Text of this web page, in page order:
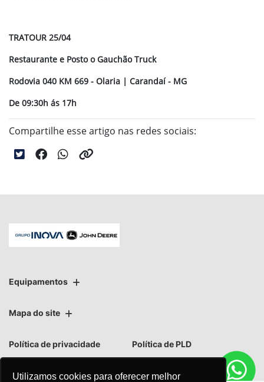
Utilizamos cookies para oferecer melhor
TRATOUR 25/04
Restaurante e Posto o Gauchão Truck
Rodovia 040 KM 669 - Olaria | Carandaí - MG
De 09:30h ás 17h
Compartilhe esse artigo nas redes sociais:
Equipamentos
Mapa do site
Política de privacidade Política de PLD